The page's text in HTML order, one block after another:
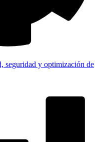
seguridad y optimización de